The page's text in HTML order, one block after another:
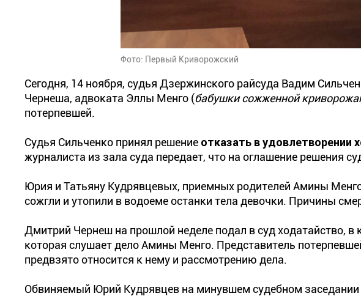
Фото: Первый Криворожский
Сегодня, 14 ноября, судья Дзержинского райсуда Вадим
Чернеша, адвоката Эллы Менго (бабушки сожженной
потерпевшей.
Судья Сильченко принял решение отказать в удовлетворении
журналиста из зала суда передает, что на оглашение решения
Юрия и Татьяну Кудрявцевых, приемных родителей Амины
сожгли и утопили в водоеме останки тела девочки. Причины
Дмитрий Чернеш на прошлой неделе подал в суд ходатайство, в
которая слушает дело Амины Менго. Представитель
предвзято относится к нему и рассмотрению дела.
Обвиняемый Юрий Кудрявцев на минувшем судебном заседании